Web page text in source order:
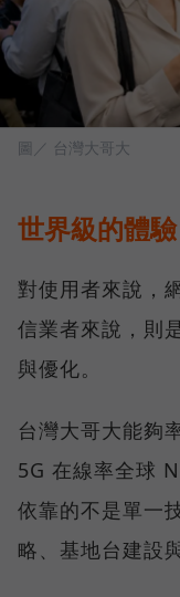
圖／ 台灣大哥大
世界級的體
對使用者來說，
信業者來說，則
與優化。
台灣大哥大能夠
5G 在線率全球
依靠的不是單一
略、基地台建設